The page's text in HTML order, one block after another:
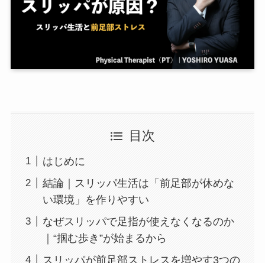
目次
はじめに
結論｜スリッパ生活は「前足部が休めな
い環境」を作りやすい
なぜスリッパで足指が使えなくなるのか
｜“掴む歩き”が始まるから
スリッパが前足部ストレスを増やす3つの